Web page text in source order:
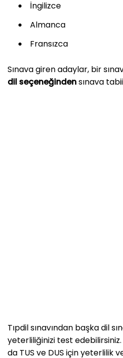
İngilizce
Almanca
Fransızca
Sınava giren adaylar, bir
dil seçeneğindensınava
Tıpdil sınavından başka dil
yeterliliğinizi test edebilirsiniz.
da TUS ve DUS için yeterlilik